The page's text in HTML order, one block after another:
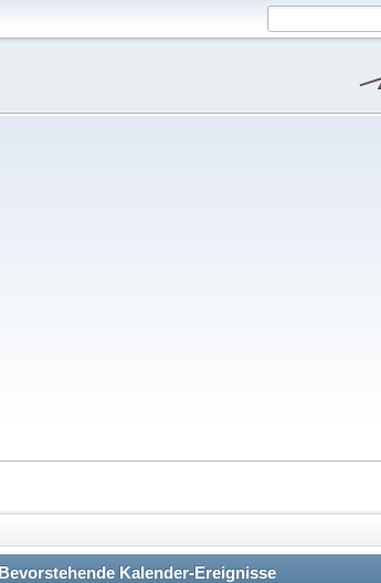
Bevorstehende Kalender-Ereignisse